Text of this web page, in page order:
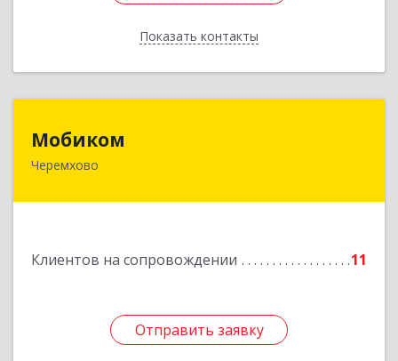
Показать контакты
Назад
Мобиком
Черемхово
Клиентов на сопровождении 11
Отправить заявку
Отправить заявку